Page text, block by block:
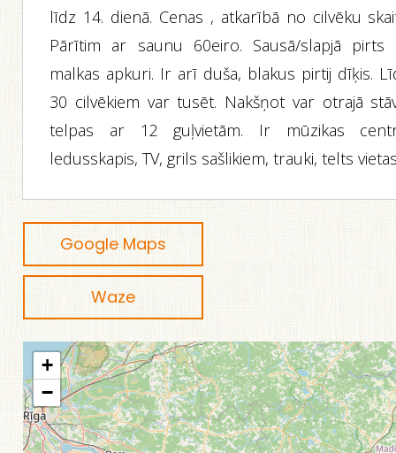
līdz 14. dienā. Cenas , atkarībā no cilvēku
Pārītim ar saunu 60eiro. Sausā/slapjā pirts
malkas apkuri. Ir arī duša, blakus pirtij dīķis.
30 cilvēkiem var tusēt. Nakšņot var otrajā
telpas ar 12 guļvietām. Ir mūzikas
ledusskapis, TV, grils sašlikiem, trauki, telts
Google Maps
Waze
+
−